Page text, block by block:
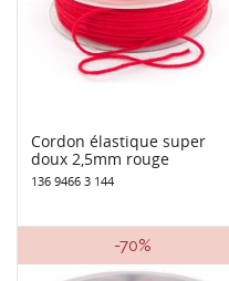
Cordon élastique super
doux 2,5mm rouge
136 9466 3 144
-70%